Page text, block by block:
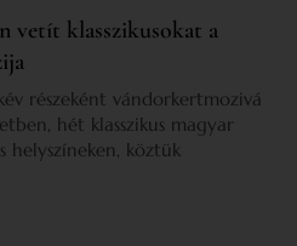
vetít klasszikusokat a
részeként vándorkertmozivá
hét klasszikus magyar
helyszíneken, köztük